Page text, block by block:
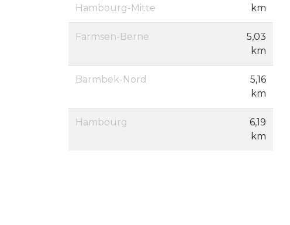
Hambourg-Mitte
km
Farmsen-Berne
5,03
km
Barmbek-Nord
5,16
km
Hambourg
6,19
km